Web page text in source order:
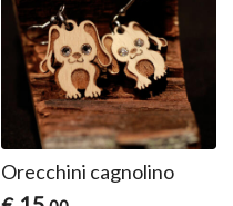
Orecchini cagnolino